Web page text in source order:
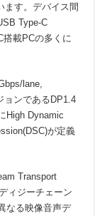
ます。デバイス間
Type-C
載PCの多くに
lane,
ョンであるDP1.4
High Dynamic
が定義
Transport
ィジーチェーン
なる映像音声デ